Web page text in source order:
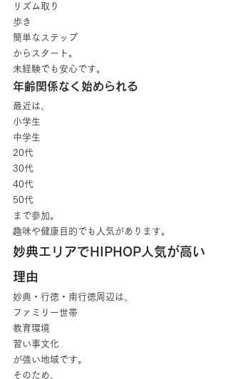
リズム取り
歩き
簡単なステップ
からスタート。
未経験でも安心です。
年齢関係なく始められる
最近は、
小学生
中学生
20代
30代
40代
50代
まで参加。
趣味や健康目的でも人気があります。
妙典エリアでHIPHOP人気が高い
理由
妙典・行徳・南行徳周辺は、
ファミリー世帯
教育環境
習い事文化
が強い地域です。
そのため、